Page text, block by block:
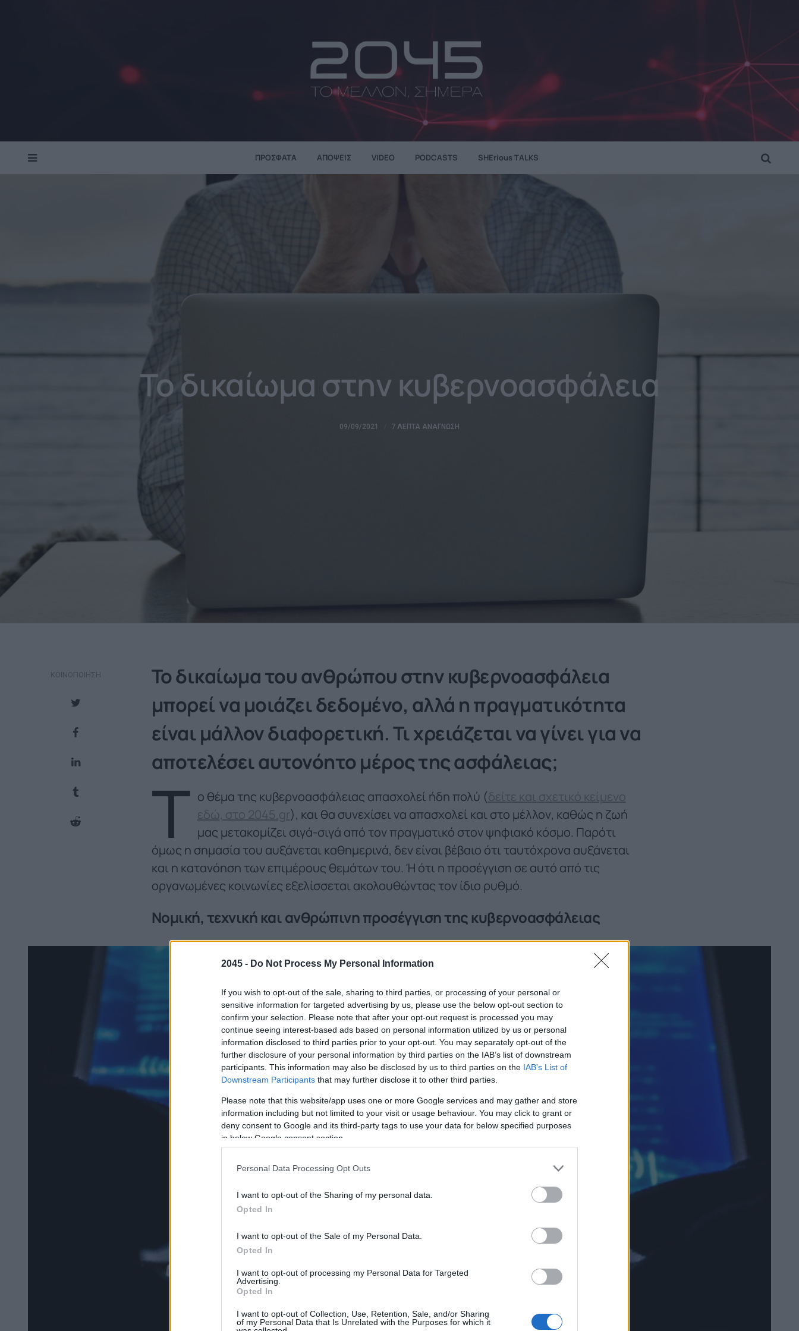
2045 - Do Not Process My Personal Information
If you wish to opt-out of the sale, sharing to third parties, or processing of your personal or
sensitive information for targeted advertising by us, please use the below opt-out section to
confirm your selection. Please note that after your opt-out request is processed you may
continue seeing interest-based ads based on personal information utilized by us or personal
information disclosed to third parties prior to your opt-out. You may separately opt-out of the
further disclosure of your personal information by third parties on the IAB’s list of downstream
participants. This information may also be disclosed by us to third parties on the IAB’s List of
Downstream Participants that may further disclose it to other third parties.
Please note that this website/app uses one or more Google services and may gather and store
information including but not limited to your visit or usage behaviour. You may click to grant or
deny consent to Google and its third-party tags to use your data for below specified purposes
in below Google consent section.
Personal Data Processing Opt Outs
I want to opt-out of the Sharing of my personal data.
Opted In
I want to opt-out of the Sale of my Personal Data.
Opted In
I want to opt-out of processing my Personal Data for Targeted
Advertising.
Opted In
I want to opt-out of Collection, Use, Retention, Sale, and/or Sharing
of my Personal Data that Is Unrelated with the Purposes for which it
ΠΡΌΣΦΑΤΑ ΑΠΌΨΕΙΣ VIDEO PODCASTS
SHErious TALKS
SEARCH
Το δικαίωμα στην κυβερνοασφάλεια
09/09/2021 7 ΛΕΠΤΆ ΑΝΆΓΝΩΣΗ
ΚΟΙΝΟΠΟΊΗΣΗ
Το δικαίωμα του ανθρώπου στην κυβερνοασφάλεια
μπορεί να μοιάζει δεδομένο, αλλά η πραγματικότητα
είναι μάλλον διαφορετική. Τι χρειάζεται να γίνει για να
αποτελέσει αυτονόητο μέρος της ασφάλειας;
Τ ο θέμα της κυβερνοασφάλειας απασχολεί ήδη πολύ (δείτε και σχετικό κείμενο
εδώ, στο 2045.gr), και θα συνεχίσει να απασχολεί και στο μέλλον, καθώς η ζωή
μας μετακομίζει σιγά-σιγά από τον πραγματικό στον ψηφιακό κόσμο. Παρότι
όμως η σημασία του αυξάνεται καθημερινά, δεν είναι βέβαιο ότι ταυτόχρονα αυξάνεται
και η κατανόηση των επιμέρους θεμάτων του. Ή ότι η προσέγγιση σε αυτό από τις
οργανωμένες κοινωνίες εξελίσσεται ακολουθώντας τον ίδιο ρυθμό.
Νομική, τεχνική και ανθρώπινη προσέγγιση της κυβερνοασφάλειας